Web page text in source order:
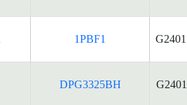
1PBF1
DPG3325BH